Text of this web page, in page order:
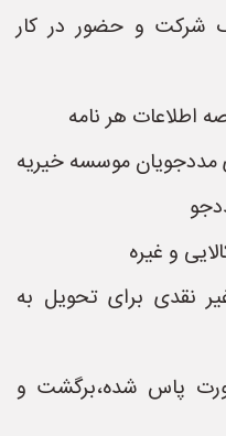
و حضور در کار
اطلاعات هر نامه
موسسه خیریه
و غیره
برای تحویل به
پاس شده،برگشت و